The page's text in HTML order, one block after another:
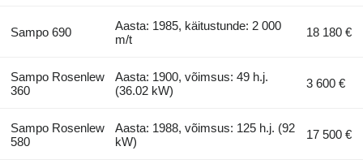
Sampo 690
Aasta: 1985, käitustunde: 2 000
m/t
18 180 €
Sampo Rosenlew
360
Aasta: 1900, võimsus: 49 h.j.
(36.02 kW)
3 600 €
Sampo Rosenlew
580
Aasta: 1988, võimsus: 125 h.j. (92
kW)
17 500 €